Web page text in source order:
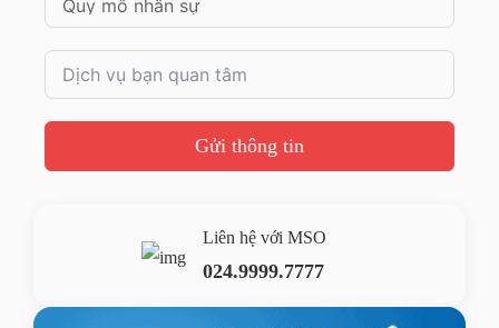
Gửi thông tin
Liên hệ với MSO
024.9999.7777